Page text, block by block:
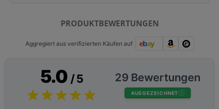
PRODUKTBEWERTUNGEN
Aggregiert aus verifizierten Käufen auf
5.0 / 5 29 Bewertungen
AUSGEZEICHNET